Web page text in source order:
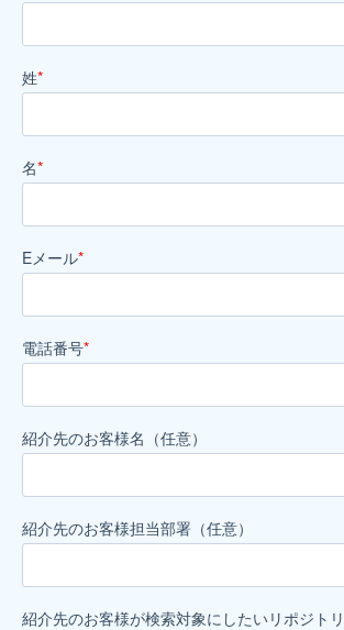
姓*
名*
Eメール*
電話番号*
紹介先の​お客様名​（任意）
紹介先の​お客様担当部​署（任意）
紹介先のお客様が検索対象にしたいリポジトリ